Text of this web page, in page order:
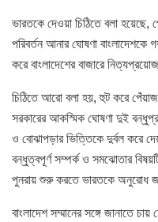
ভারতকে দেওয়া চিঠিতে বলা হয়েছে,
পরিবর্তন আনার ঘোষণা
করে বাংলাদেশের বাজারে
চিঠিতে আরো বলা হয়, হুট করে
সরকারের আকস্মিক ঘোষণা দুই
ও বোঝাপড়ার ভিত্তিকে দুর্বল করে
বন্ধুত্বপূর্ণ সম্পর্ক ও সমঝোতার
পুনরায় শুরু করতে ভারতকে অনুরোধ
বাংলাদেশ সম্মানের সঙ্গে জানাতে